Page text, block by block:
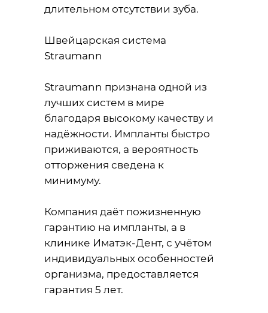
длительном отсутствии зуба.
Швейцарская система
Straumann
Straumann признана одной из
лучших систем в мире
благодаря высокому качеству и
надёжности. Импланты быстро
приживаются, а вероятность
отторжения сведена к
минимуму.
Компания даёт пожизненную
гарантию на импланты, а в
клинике Иматэк-Дент, с учётом
индивидуальных особенностей
организма, предоставляется
гарантия 5 лет.